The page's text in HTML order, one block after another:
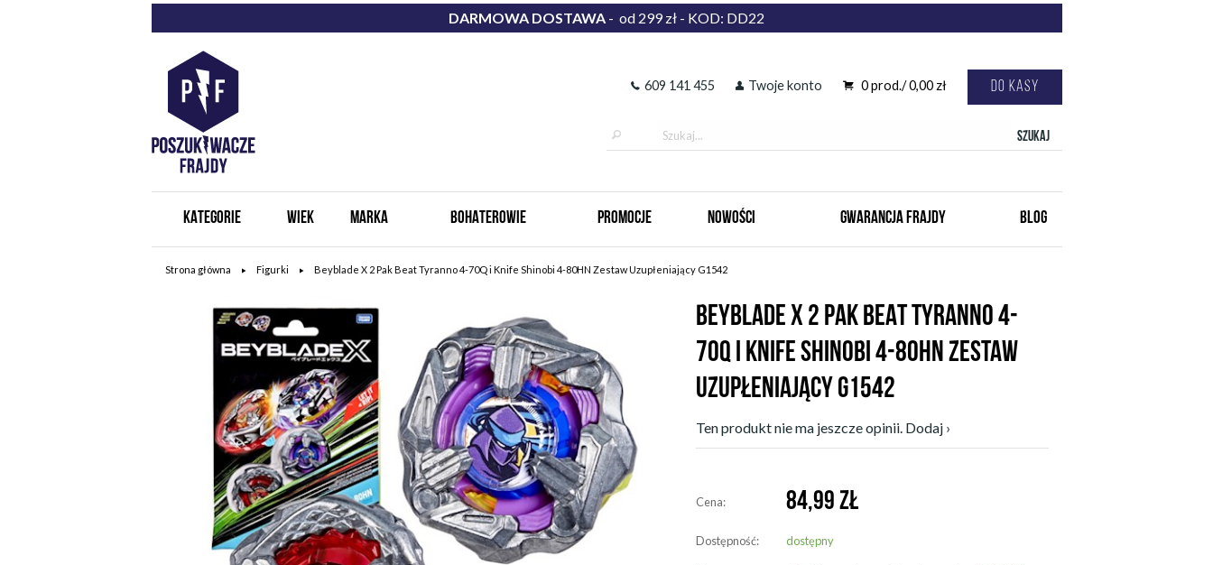
DARMOWA DOSTAWA - od 299 zł - KOD: DD22
609 141 455 Twoje konto 0 prod./0,00 zł Do kasy
Szukaj
KATEGORIE WIEK MARKA BOHATEROWIE PROMOCJE NOWOŚCI GWARANCJA FRAJDY BLOG
Strona główna Figurki Beyblade X 2 Pak Beat Tyranno 4-70Q i Knife Shinobi 4-80HN Zestaw Uzupłeniający G1542
BEYBLADE X 2 PAK BEAT TYRANNO 4-
70Q I KNIFE SHINOBI 4-80HN ZESTAW
UZUPŁENIAJĄCY G1542
Ten produkt nie ma jeszcze opinii. Dodaj ›
Cena: 84,99 ZŁ
Dostępność: dostępny